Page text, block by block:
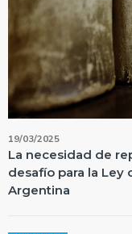
19/03/2025
La necesidad de
desafío para la Ley
Argentina